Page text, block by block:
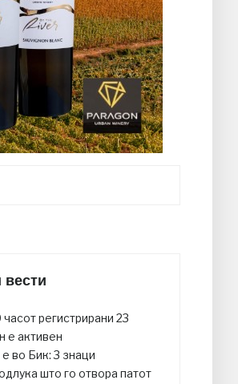
регистрирани 23
е активен
во Бик: 3 знаци
што го отвора патот